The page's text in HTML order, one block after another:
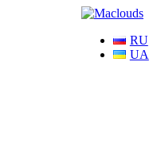
RU
UA